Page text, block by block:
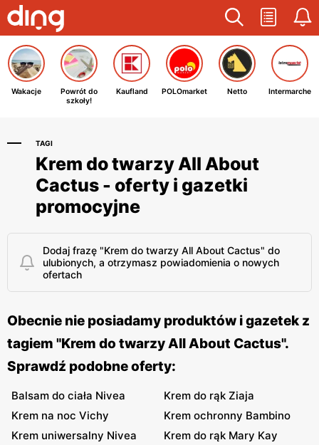
Wakacje
Powrót do
szkoły!
Kaufland POLOmarket Netto Intermarche
TAGI
Krem do twarzy All About
Cactus - oferty i gazetki
promocyjne
Dodaj frazę "Krem do twarzy All About Cactus" do
ulubionych, a otrzymasz powiadomienia o nowych
ofertach
Obecnie nie posiadamy produktów i gazetek z
tagiem "Krem do twarzy All About Cactus".
Sprawdź podobne oferty:
Balsam do ciała Nivea
Krem do rąk Ziaja
Krem na noc Vichy
Krem ochronny Bambino
Krem uniwersalny Nivea
Krem do rąk Mary Kay